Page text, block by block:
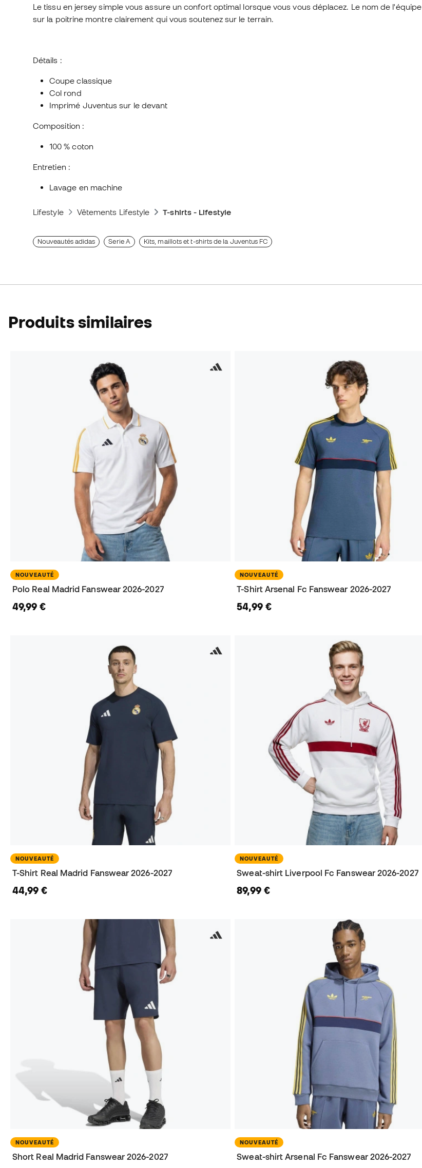
Le tissu en jersey simple vous assure un confort optimal lorsque vous vous déplacez. Le nom de l'équipe
sur la poitrine montre clairement qui vous soutenez sur le terrain.
Détails :
Coupe classique
Col rond
Imprimé Juventus sur le devant
Composition :
100 % coton
Entretien :
Lavage en machine
Lifestyle Vêtements Lifestyle T-shirts - Lifestyle
Nouveautés adidas Serie A Kits, maillots et t-shirts de la Juventus FC
Produits similaires
NOUVEAUTÉ
Polo Real Madrid Fanswear 2026-2027
49,99 €
NOUVEAUTÉ
T-Shirt Arsenal Fc Fanswear 2026-2027
54,99 €
NOUVEAUTÉ
T-Shirt Real Madrid Fanswear 2026-2027
44,99 €
NOUVEAUTÉ
Sweat-shirt Liverpool Fc Fanswear 2026-2027
89,99 €
NOUVEAUTÉ
Short Real Madrid Fanswear 2026-2027
NOUVEAUTÉ
Sweat-shirt Arsenal Fc Fanswear 2026-2027